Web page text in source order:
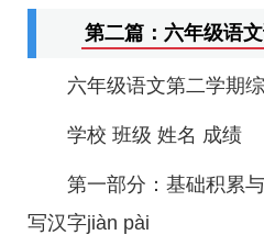
第二篇：六年级语
六年级语文第二学期
学校 班级 姓名 成绩
第一部分：基础积累
写汉字jiàn pài